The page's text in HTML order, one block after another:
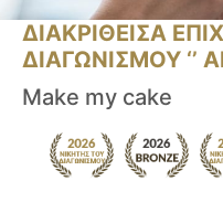
ΔΙΑΚΡΙΘΕΙΣΑ
ΔΙΑΓΩΝΙΣΜΟΥ ‘’
Make my cake